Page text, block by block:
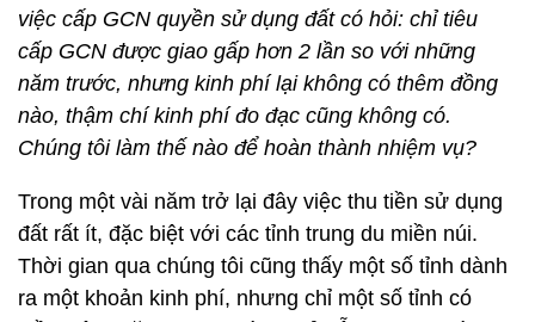
việc cấp GCN quyền sử dụng đất có hỏi: chỉ tiêu
cấp GCN được giao gấp hơn 2 lần so với những
năm trước, nhưng kinh phí lại không có thêm đồng
nào, thậm chí kinh phí đo đạc cũng không có.
Chúng tôi làm thế nào để hoàn thành nhiệm vụ?
Trong một vài năm trở lại đây việc thu tiền sử dụng
đất rất ít, đặc biệt với các tỉnh trung du miền núi.
Thời gian qua chúng tôi cũng thấy một số tỉnh dành
ra một khoản kinh phí, nhưng chỉ một số tỉnh có